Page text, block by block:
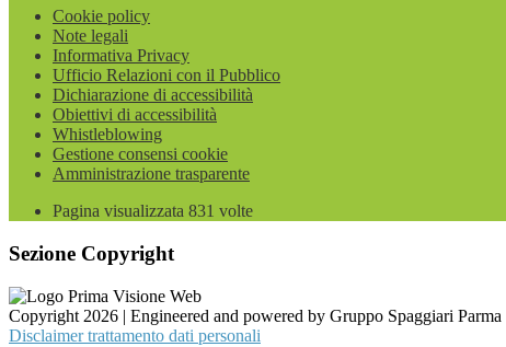
Cookie policy
Note legali
Informativa Privacy
Ufficio Relazioni con il Pubblico
Dichiarazione di accessibilità
Obiettivi di accessibilità
Whistleblowing
Gestione consensi cookie
Amministrazione trasparente
Pagina visualizzata 831 volte
Sezione Copyright
Copyright 2026 | Engineered and powered by Gruppo Spaggiari
Disclaimer trattamento dati personali